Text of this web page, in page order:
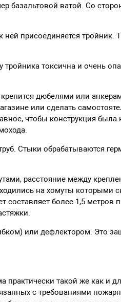
базальтовой ватой. Со
ней присоединяется тройник.
токсична и очень
дюбелями или
или сделать
чтобы конструкция
Стыки обрабатываются
расстояние между
на хомуты которыми
составляет более 1,5 метров
или дефлектором. Это
такой же как и
с требованиями